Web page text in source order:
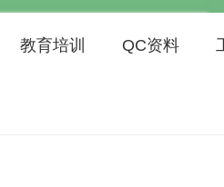
教育培训 QC资料